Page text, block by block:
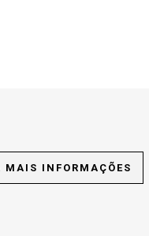
MAIS INFORMAÇÕES